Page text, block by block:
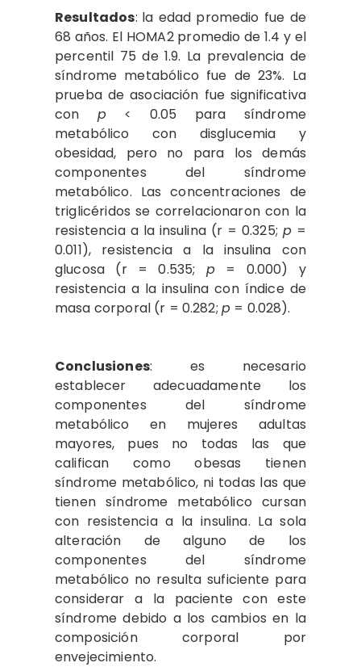
Resultados: la edad promedio fue de
68 años. El HOMA2 promedio de 1.4 y el
percentil 75 de 1.9. La prevalencia de
síndrome metabólico fue de 23%. La
prueba de asociación fue significativa
con p< 0.05 para síndrome
metabólico con disglucemia y
obesidad, pero no para los demás
componentes del síndrome
metabólico. Las concentraciones de
triglicéridos se correlacionaron con la
resistencia a la insulina (r = 0.325; p=
0.011), resistencia a la insulina con
glucosa (r = 0.535; p= 0.000) y
resistencia a la insulina con índice de
masa corporal (r = 0.282; p = 0.028).
Conclusiones: es necesario
establecer adecuadamente los
componentes del síndrome
metabólico en mujeres adultas
mayores, pues no todas las que
califican como obesas tienen
síndrome metabólico, ni todas las que
tienen síndrome metabólico cursan
con resistencia a la insulina. La sola
alteración de alguno de los
componentes del síndrome
metabólico no resulta suficiente para
considerar a la paciente con este
síndrome debido a los cambios en la
composición corporal por
envejecimiento.